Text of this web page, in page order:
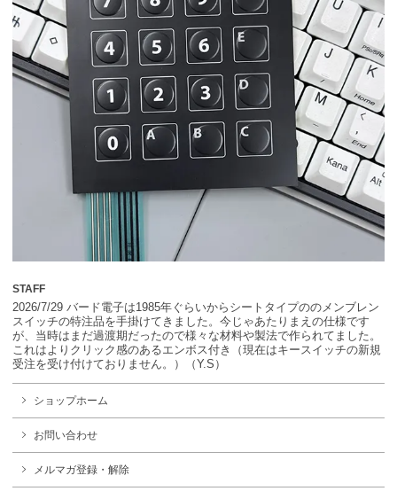
STAFF
2026/7/29 バード電子は1985年ぐらいからシートタイプののメンブレン
スイッチの特注品を手掛けてきました。今じゃあたりまえの仕様です
が、当時はまだ過渡期だったので様々な材料や製法で作られてました。
これはよりクリック感のあるエンボス付き（現在はキースイッチの新規
受注を受け付けておりません。）（Y.S）
ショップホーム
お問い合わせ
メルマガ登録・解除